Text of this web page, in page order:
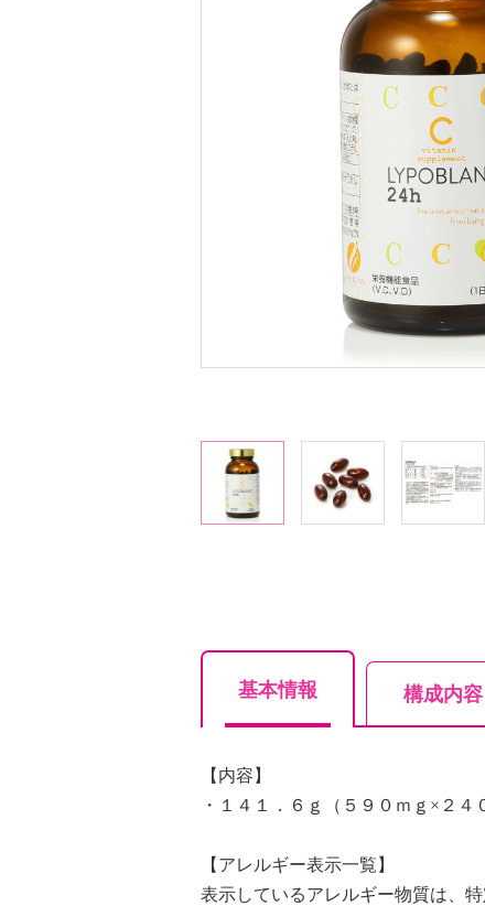
基本情報 構成内容
【内容】
・１４１．６ｇ（５９０ｍｇ×２４
【アレルギー表示一覧】
表示しているアレルギー物質は、